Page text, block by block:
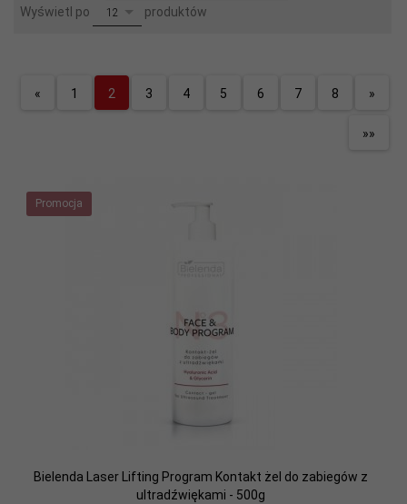
Wyświetl po pop12 produktów
« 1 2 3 4 5 6 7 8 »
»»
Promocja
Bielenda Laser Lifting Program Kontakt żel do zabiegów z
ultradźwiękami - 500g